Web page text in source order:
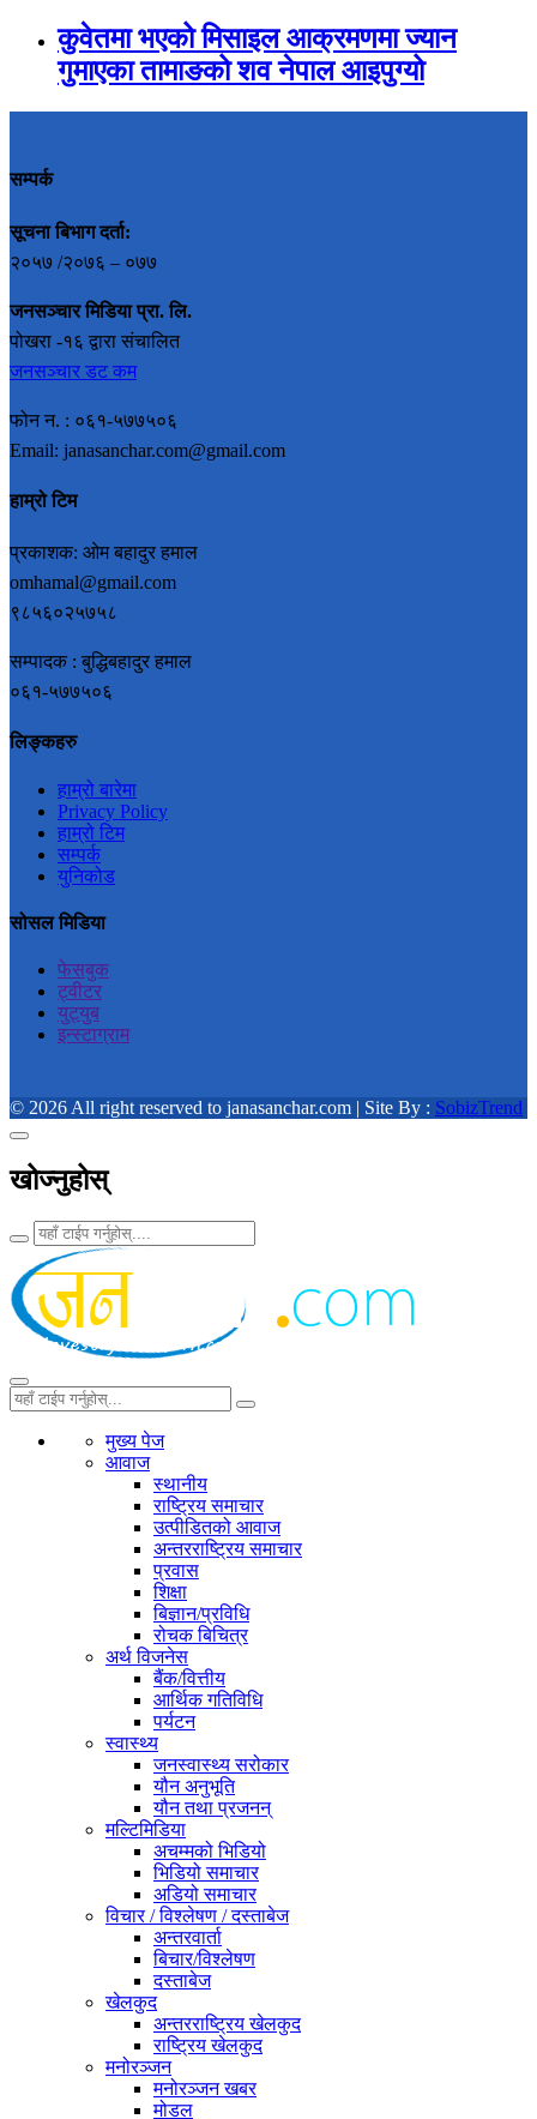
कुवेतमा भएको मिसाइल आक्रमणमा ज्यान
गुमाएका तामाङको शव नेपाल आइपुग्यो
सम्पर्क
सूचना बिभाग दर्ता:
२०५७ /२०७६ – ०७७
जनसञ्चार मिडिया प्रा. लि.
पोखरा -१६ द्वारा संचालित
जनसञ्चार डट कम
फोन न. : ०६१-५७७५०६
Email: janasanchar.com@gmail.com
हाम्रो टिम
प्रकाशक: ओम बहादुर हमाल
omhamal@gmail.com
९८५६०२५७५८
सम्पादक : बुद्धिबहादुर हमाल
०६१-५७७५०६
लिङ्कहरु
हाम्रो बारेमा
Privacy Policy
हाम्रो टिम
सम्पर्क
युनिकोड
सोसल मिडिया
फेसबुक
ट्वीटर
युट्युब
इन्स्टाग्राम
© 2026 All right reserved to janasanchar.com | Site By : SobizTrend
खोज्नुहोस्
मुख्य पेज
आवाज
स्थानीय
राष्ट्रिय समाचार
उत्पीडितको आवाज
अन्तरराष्ट्रिय समाचार
प्रवास
शिक्षा
बिज्ञान/प्रविधि
रोचक बिचित्र
अर्थ विजनेस
बैंक/वित्तीय
आर्थिक गतिविधि
पर्यटन
स्वास्थ्य
जनस्वास्थ्य सरोकार
यौन अनुभूति
यौन तथा प्रजनन्
मल्टिमिडिया
अचम्मको भिडियो
भिडियो समाचार
अडियो समाचार
विचार / विश्लेषण / दस्ताबेज
अन्तरवार्ता
बिचार/विश्लेषण
दस्ताबेज
खेलकुद
अन्तरराष्ट्रिय खेलकुद
राष्ट्रिय खेलकुद
मनोरञ्जन
मनोरञ्जन खबर
मोडल